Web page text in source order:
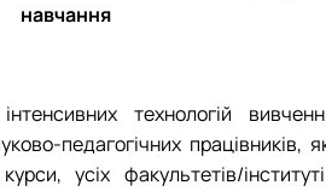
навчання
технологій
педагогічних працівників,
усіх факультетів/